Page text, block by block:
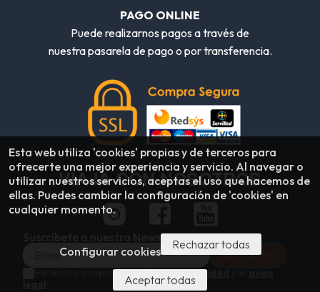
PAGO ONLINE
Puede realizarnos pagos a través de
nuestra pasarela de pago o por transferencia.
VIAJA CON NOSOTROS
Suscríbete a nuestra Newsletter
He leído y acepto lapolítica de privacidad
Esta web utiliza 'cookies' propias y de terceros para
ofrecerte una mejor experiencia y servicio. Al navegar o
utilizar nuestros servicios, aceptas el uso que hacemos de
ellas. Puedes cambiar la configuración de 'cookies' en
cualquier momento.
Configurar cookies Rechazar todas
Aceptar todas